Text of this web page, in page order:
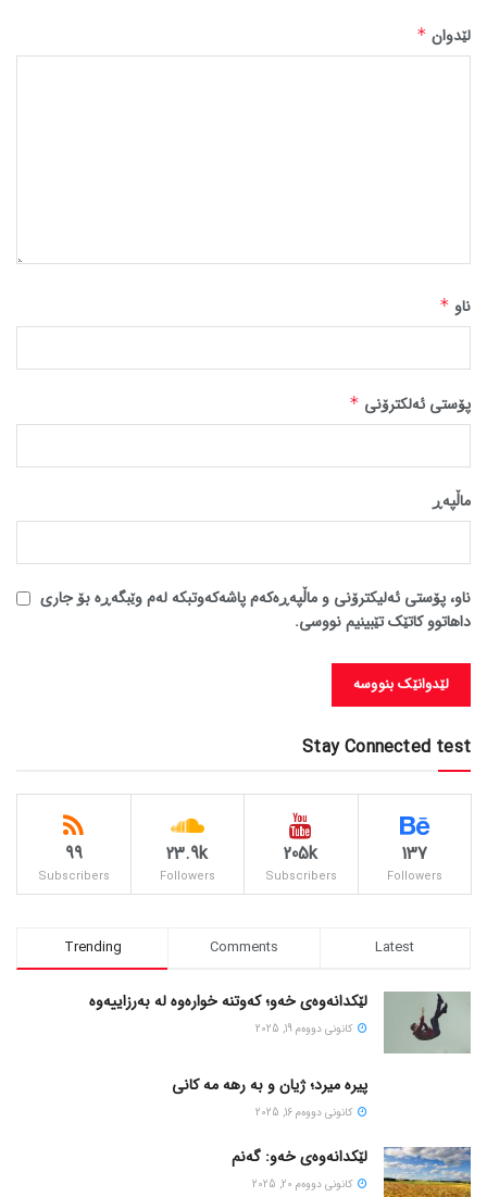
لێدوان *
ناو *
پۆستی ئەلکترۆنی *
ماڵپه‌ڕ
ناو، پۆستی ئەلیکترۆنی و ماڵپەڕەکەم پاشەکەوتبکە لەم وێبگەڕە بۆ جاری
داهاتوو کاتێک تێبینیم نووسی.
Stay Connected test
137
Followers
205k
Subscribers
23.9k
Followers
99
Subscribers
Trending Comments Latest
لێکدانەوەی خەو؛ کەوتنە خوارەوە لە بەرزاییەوە
كانونی دووه‌م 19, 2025
پیره میرد؛ ژیان و به رهه مه کانی
كانونی دووه‌م 16, 2025
لێکدانەوەی خەو: گەنم
كانونی دووه‌م 20, 2025